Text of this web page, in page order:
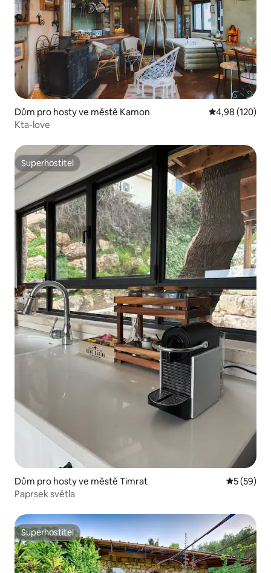
Dům pro hosty ve městě Kamon Průměrné
4,98 (120)
Kta-love
Superhostitel
Superhostitel
Dům pro hosty ve městě Timrat Průměrné
5 (59)
Paprsek světla
Superhostitel
Superhostitel